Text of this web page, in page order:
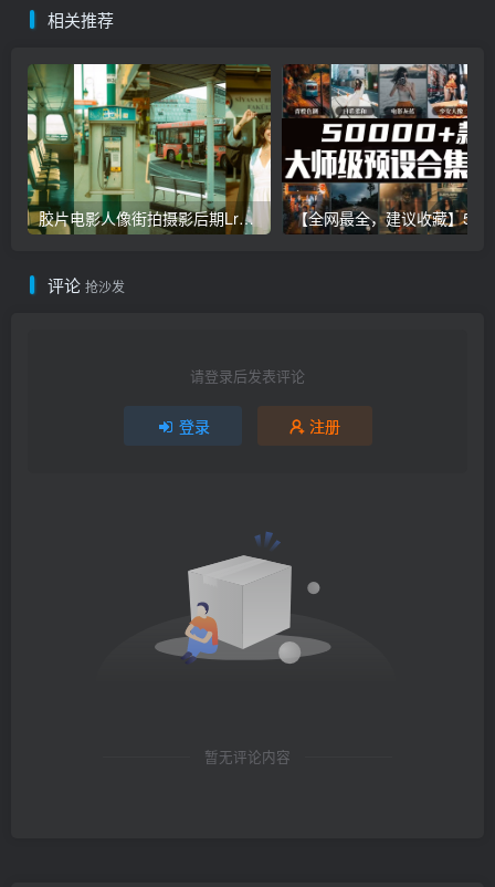
相关推荐
胶片电影人像街拍摄影后期Lr调色教程，手机滤镜PS+Lightroom预设下载！
评论 抢沙发
请登录后发表评论
登录 注册
暂无评论内容